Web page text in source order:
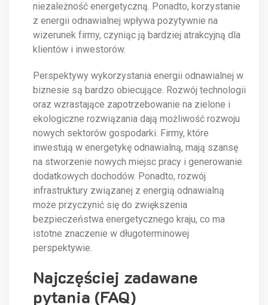
niezależność energetyczną. Ponadto, korzystanie
z energii odnawialnej wpływa pozytywnie na
wizerunek firmy, czyniąc ją bardziej atrakcyjną dla
klientów i inwestorów.
Perspektywy wykorzystania energii odnawialnej w
biznesie są bardzo obiecujące. Rozwój technologii
oraz wzrastające zapotrzebowanie na zielone i
ekologiczne rozwiązania dają możliwość rozwoju
nowych sektorów gospodarki. Firmy, które
inwestują w energetykę odnawialną, mają szansę
na stworzenie nowych miejsc pracy i generowanie
dodatkowych dochodów. Ponadto, rozwój
infrastruktury związanej z energią odnawialną
może przyczynić się do zwiększenia
bezpieczeństwa energetycznego kraju, co ma
istotne znaczenie w długoterminowej
perspektywie.
Najczęściej zadawane
pytania (FAQ)